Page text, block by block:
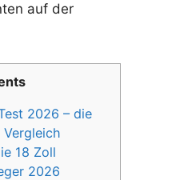
auf der
2026 – die
18 Zoll
2026